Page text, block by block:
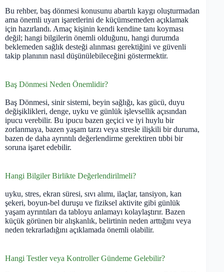
Bu rehber, baş dönmesi konusunu abartılı kaygı oluşturmadan
ama önemli uyarı işaretlerini de küçümsemeden açıklamak
için hazırlandı. Amaç kişinin kendi kendine tanı koyması
değil; hangi bilgilerin önemli olduğunu, hangi durumda
beklemeden sağlık desteği alınması gerektiğini ve güvenli
takip planının nasıl düşünülebileceğini göstermektir.
Baş Dönmesi Neden Önemlidir?
Baş Dönmesi, sinir sistemi, beyin sağlığı, kas gücü, duyu
değişiklikleri, denge, uyku ve günlük işlevsellik açısından
ipucu verebilir. Bu ipucu bazen geçici ve iyi huylu bir
zorlanmaya, bazen yaşam tarzı veya stresle ilişkili bir duruma,
bazen de daha ayrıntılı değerlendirme gerektiren tıbbi bir
soruna işaret edebilir.
Hangi Bilgiler Birlikte Değerlendirilmeli?
uyku, stres, ekran süresi, sıvı alımı, ilaçlar, tansiyon, kan
şekeri, boyun-bel duruşu ve fiziksel aktivite gibi günlük
yaşam ayrıntıları da tabloyu anlamayı kolaylaştırır. Bazen
küçük görünen bir alışkanlık, belirtinin neden arttığını veya
neden tekrarladığını açıklamada önemli olabilir.
Hangi Testler veya Kontroller Gündeme Gelebilir?